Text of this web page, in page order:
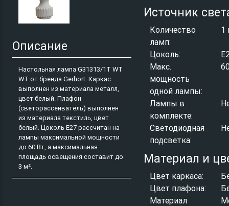
Описание
Настольная лампа G31313/1T WT
WT от бренда Gerhort. Каркас
выполнен из материала металл,
цвет белый. Плафон
(светорассеиватель) выполнен
из материала текстиль, цвет
белый. Цоколь E27 рассчитан на
лампы максимальной мощности
до 60 Вт, а максимальная
площадь освещения составит до
3 м².
Источник
Количество
ламп:
1
Цоколь:
Макс.
мощность
одной лампы:
Лампы в
комплекте:
Светодиодная
подсветка:
Материал и
Цвет каркаса:
Цвет плафона:
Материал